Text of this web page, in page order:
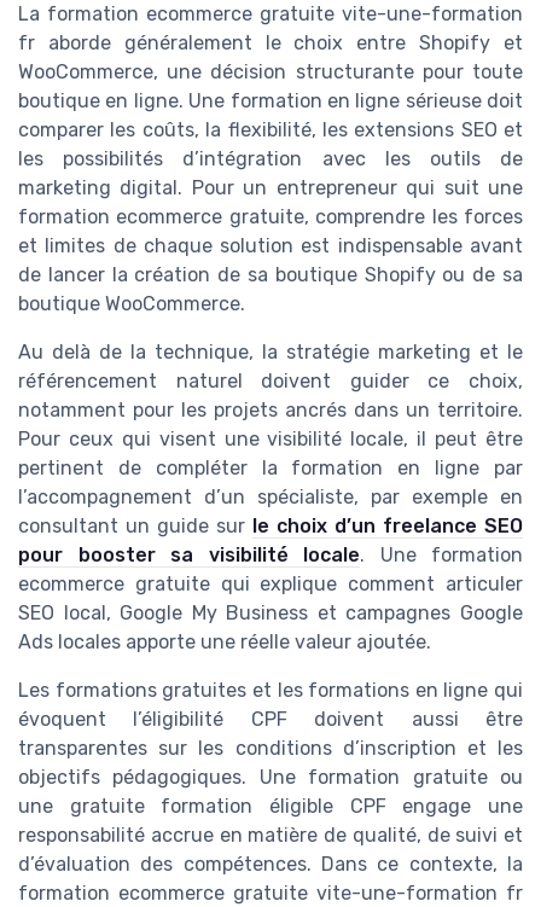
La formation ecommerce gratuite vite-une-formation
fr aborde généralement le choix entre Shopify et
WooCommerce, une décision structurante pour toute
boutique en ligne. Une formation en ligne sérieuse doit
comparer les coûts, la flexibilité, les extensions SEO et
les possibilités d’intégration avec les outils de
marketing digital. Pour un entrepreneur qui suit une
formation ecommerce gratuite, comprendre les forces
et limites de chaque solution est indispensable avant
de lancer la création de sa boutique Shopify ou de sa
boutique WooCommerce.
Au delà de la technique, la stratégie marketing et le
référencement naturel doivent guider ce choix,
notamment pour les projets ancrés dans un territoire.
Pour ceux qui visent une visibilité locale, il peut être
pertinent de compléter la formation en ligne par
l’accompagnement d’un spécialiste, par exemple en
consultant un guide sur le choix d’un freelance SEO
pour booster sa visibilité locale. Une formation
ecommerce gratuite qui explique comment articuler
SEO local, Google My Business et campagnes Google
Ads locales apporte une réelle valeur ajoutée.
Les formations gratuites et les formations en ligne qui
évoquent l’éligibilité CPF doivent aussi être
transparentes sur les conditions d’inscription et les
objectifs pédagogiques. Une formation gratuite ou
une gratuite formation éligible CPF engage une
responsabilité accrue en matière de qualité, de suivi et
d’évaluation des compétences. Dans ce contexte, la
formation ecommerce gratuite vite-une-formation fr